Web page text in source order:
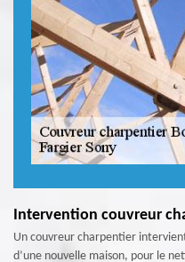
Intervention couvreur
Un couvreur charpentier
d’une nouvelle maison, pour le